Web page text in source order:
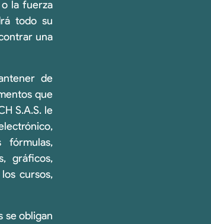
la fuerza
todo su
una
de
que
S.A.S. le
gráficos,
cursos,
se obligan